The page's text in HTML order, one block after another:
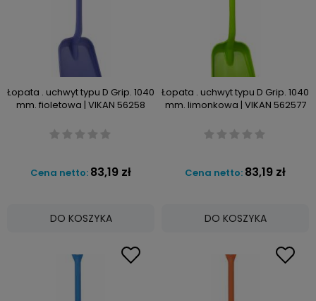
Łopata . uchwyt typu D Grip. 1040
mm. fioletowa | VIKAN 56258
Cena netto: 83,19 zł
DO KOSZYKA
Łopata . uchwyt typu D Grip. 1040
mm. limonkowa | VIKAN 562577
Cena netto: 83,19 zł
DO KOSZYKA